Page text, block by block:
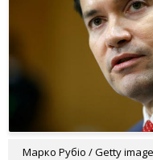
Марко Рубіо / Getty